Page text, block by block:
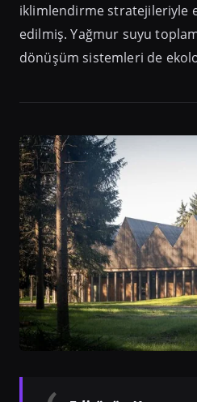
iklimlendirme stratejileriyle
edilmiş. Yağmur suyu
dönüşüm sistemleri de